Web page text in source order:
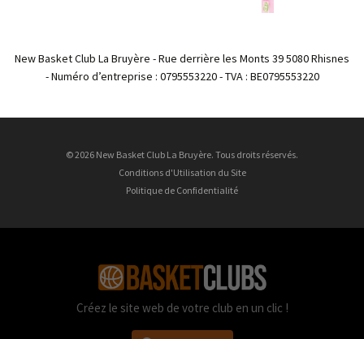
New Basket Club La Bruyère - Rue derrière les Monts 39 5080 Rhisnes
- Numéro d’entreprise : 0795553220 - TVA : BE0795553220
© 2026 New Basket Club La Bruyère. Tous droits réservés.
Conditions d'Utilisation du Site
Politique de Confidentialité
Créez le site web de votre club en un clic !